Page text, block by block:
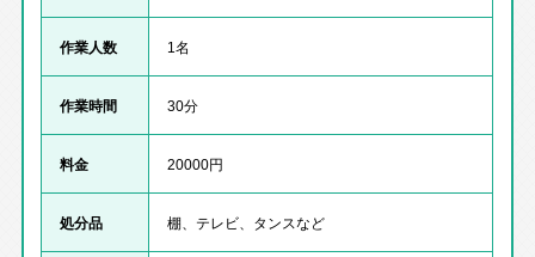
作業人数 1名
作業時間 30分
料金 20000円
処分品 棚、テレビ、タンスなど